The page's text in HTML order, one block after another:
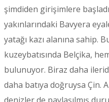
şimdiden girişimlere
yakınlarındaki Bavyera
yatağı kazı alanına sahip.
kuzeybatısında Belçika,
bulunuyor. Biraz daha
daha batıya doğruysa Çin.